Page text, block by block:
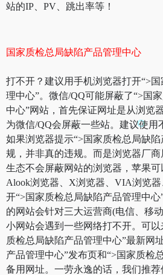
站的IP、PV、跳出率等！
国家质检总局缺陷产品管理中心
打不开？建议用手机浏览器打开“>
理中心”。微信/QQ可能屏蔽了“>国
中心”网站，首先保证网址是从浏览
为微信/QQ会屏蔽一些站。建议使用
如果浏览器提示“>国家质检总局缺
规，并非真的违规。而是浏览器厂
生态不会屏蔽网站的浏览器，苹果可
Alook浏览器、X浏览器、VIA浏览器
开“>国家质检总局缺陷产品管理中
的网站会针对三大运营商(电信、移
小网站会遇到一些网络打不开。可
质检总局缺陷产品管理中心”最新网
产品管理中心”发布页和“>国家质检
备用网址。一劳永逸的话，我们推